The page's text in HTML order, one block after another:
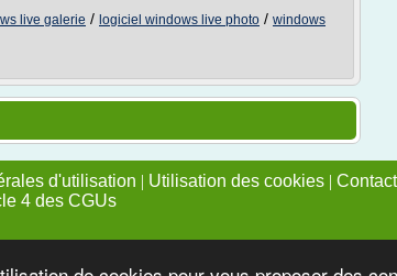
live galerie / logiciel windows live photo / windows
d'utilisation | Utilisation des cookies |
4 des CGUs